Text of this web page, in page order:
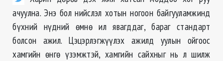
ачуулна. Энэ бол нийслэл хотын ногоон байгууламжинд
бүхний нүдний өмнө ил явагддаг, бараг стандарт
болсон ажил. Цэцэрлэгжүүлэх ажилд уулын ойгоос
хамгийн өнгө үзэмжтэй, хамгийн сайхныг нь л шилж